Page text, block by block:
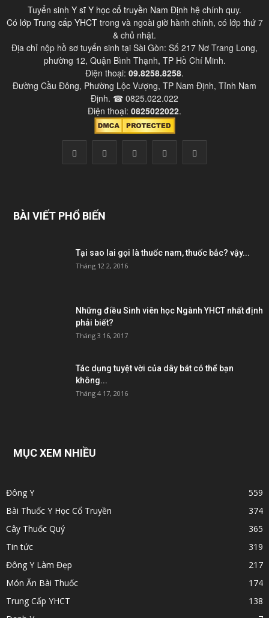
Tuyển sinh Y sĩ Y học cổ truyền Nam Định hệ chính quy.
Có lớp Trung cấp YHCTtrong và ngoài giờ hành chính, có lớp thứ 7
& chủ nhật.
Địa chỉ nộp hồ sơ tuyển sinh tại Sài Gòn: Số 217 Nơ Trang Long,
phường 12, Quận Bình Thạnh, TP Hồ Chí Minh.
Điện thoại: 09.8258.8258.
Đường Cầu Đông, Phường Lộc Vượng, TP Nam Định, Tỉnh Nam
Định. ☎ 0825.022.022
Điện thoại: 0825022022.
BÀI VIẾT PHỔ BIẾN
Tại sao lai gọi là thuốc nam, thuốc bắc? vậy...
Tháng 12 2, 2016
Những điều Sinh viên học Ngành YHCT nhất định
phải biết?
Tháng 3 16, 2017
Tác dụng tuyệt vời của dây bát có thể bạn
không...
Tháng 4 17, 2016
MỤC XEM NHIỀU
Đông Y
559
Bài Thuốc Y Học Cổ Truyền
374
Cây Thuốc Quý
365
Tin tức
319
Đông Y Làm Đẹp
217
Món Ăn Bài Thuốc
174
Trung Cấp YHCT
138